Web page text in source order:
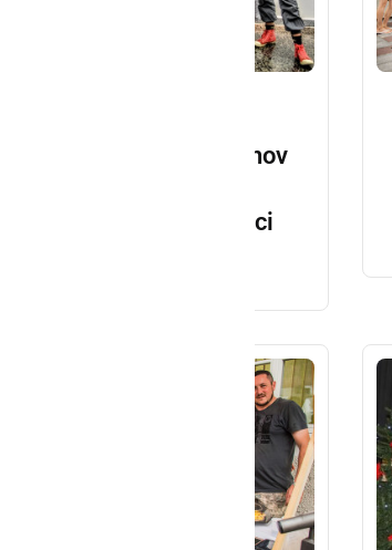
likovna razstava članov
Sv. Jurij ob Ščavnici